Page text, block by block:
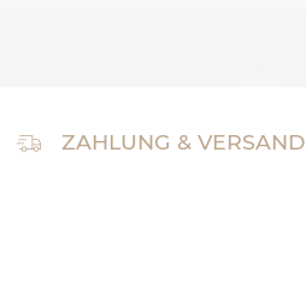
ZAHLUNG & VERSAND